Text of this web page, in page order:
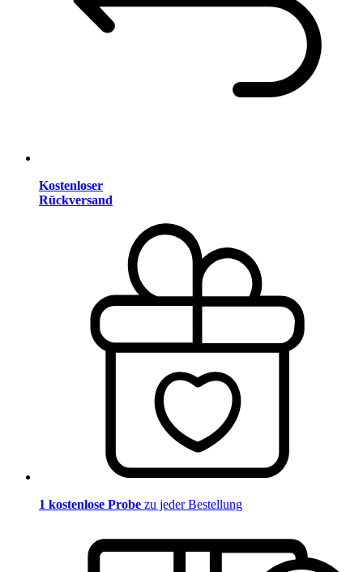
Kostenloser
Rückversand
1 kostenlose Probe zu jeder Bestellung